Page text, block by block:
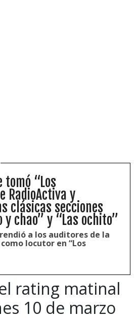
tomó “Los
RadioActiva y
clásicas secciones
y chao” y “Las ochito”
a los auditores de la
locutor en “Los
rating matinal
10 de marzo